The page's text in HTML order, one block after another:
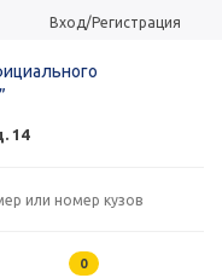
Вход/Регистрация
14
0